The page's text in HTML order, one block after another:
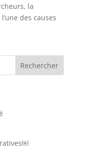
la
des causes
Rechercher